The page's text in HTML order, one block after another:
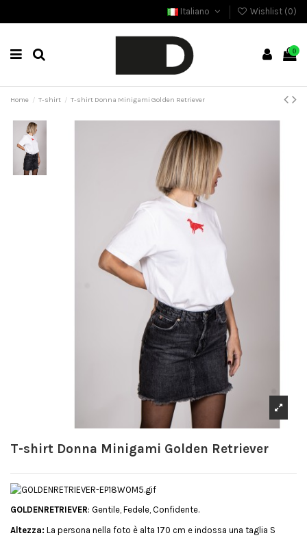
Italiano Wishlist (0)
0
Home T-shirt T-shirt Donna Minigami Golden Retriever
T-shirt Donna Minigami Golden Retriever
GOLDENRETRIEVER: Gentile, Fedele, Confidente.
Altezza: La persona nella foto è alta 170 cm e indossa una taglia S